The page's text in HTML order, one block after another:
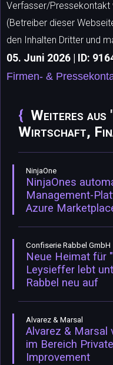
Verfasser/Pressekontakt
(Betreiber dieser
den Inhalten Dritter und
05. Juni 2026 | ID:
Firmen- &
Weiteres aus
Wirtschaft,
NinjaOne
NinjaOnes
Management-
Azure
Confiserie Rabbel GmbH
Neue Heimat für
Leysieffer lebt
Rabbel neu auf
Alvarez & Marsal
Alvarez & Marsal
im Bereich
Improvement